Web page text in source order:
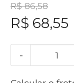
R$ 86,58
R$ 68,55
-